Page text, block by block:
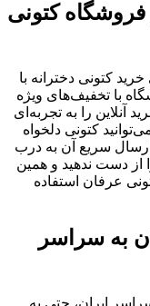
فروشگاه کتونی
کتونی دخترانه با
با تخفیف‌های ویژه
آنلاین را به تجربه‌ای
کتونی دلخواه
سریع آن به درب
از دست ندهید و همین
عرفان استفاده
به سراسر
ایران، حتی به